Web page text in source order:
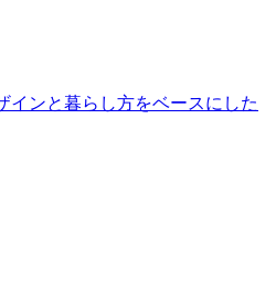
インと暮らし方をベースにした